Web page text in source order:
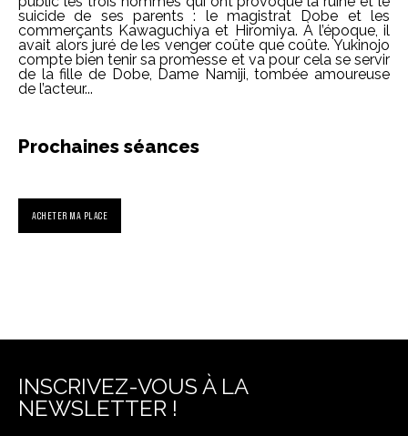
suicide de ses parents : le magistrat Dobe et les
commerçants Kawaguchiya et Hiromiya. À l’époque, il
avait alors juré de les venger coûte que coûte. Yukinojo
compte bien tenir sa promesse et va pour cela se servir
de la fille de Dobe, Dame Namiji, tombée amoureuse
de l’acteur...
Prochaines séances
ACHETER MA PLACE
INSCRIVEZ-VOUS À LA
NEWSLETTER !